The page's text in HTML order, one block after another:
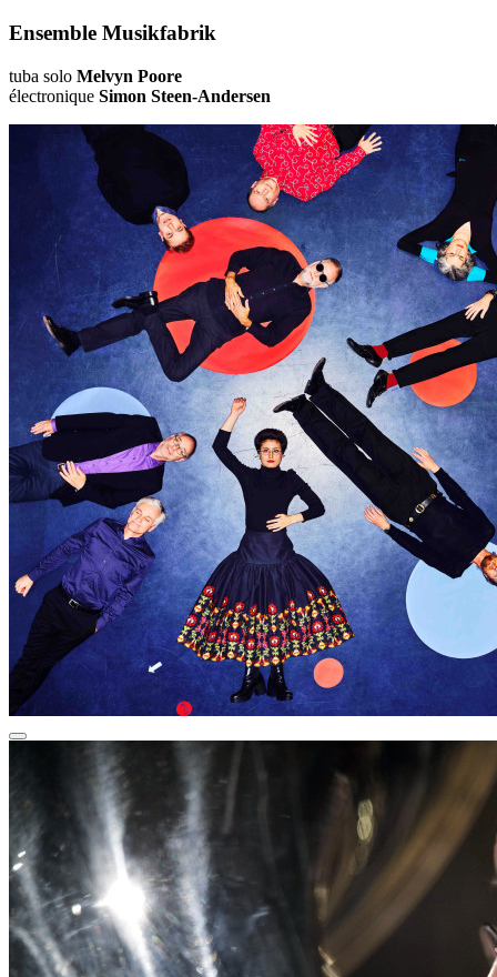
Ensemble Musikfabrik
tuba solo Melvyn Poore
électronique Simon Steen-Andersen